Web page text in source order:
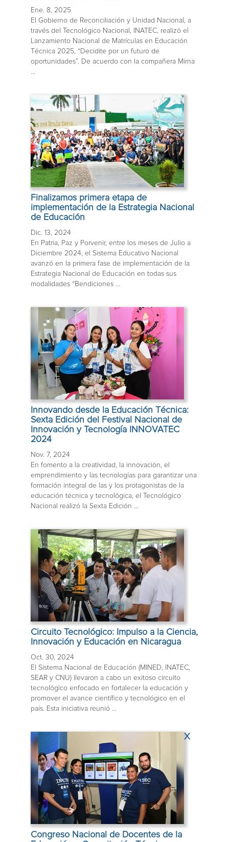
Ene. 8, 2025
El Gobierno de Reconciliación y Unidad Nacional, a
través del Tecnológico Nacional, INATEC, realizó el
Lanzamiento Nacional de Matrículas en Educación
Técnica 2025, “Decidite por un futuro de
oportunidades”. De acuerdo con la compañera Mirna
...
Finalizamos primera etapa de
implementación de la Estrategia Nacional
de Educación
Dic. 13, 2024
En Patria, Paz y Porvenir, entre los meses de Julio a
Diciembre 2024, el Sistema Educativo Nacional
avanzó en la primera fase de implementación de la
Estrategia Nacional de Educación en todas sus
modalidades “Bendiciones ...
Innovando desde la Educación Técnica:
Sexta Edición del Festival Nacional de
Innovación y Tecnología INNOVATEC
2024
Nov. 7, 2024
En fomento a la creatividad, la innovación, el
emprendimiento y las tecnologías para garantizar una
formación integral de las y los protagonistas de la
educación técnica y tecnológica, el Tecnológico
Nacional realizó la Sexta Edición ...
Circuito Tecnológico: Impulso a la Ciencia,
Innovación y Educación en Nicaragua
Oct. 30, 2024
El Sistema Nacional de Educación (MINED, INATEC,
SEAR y CNU) llevaron a cabo un exitoso circuito
tecnológico enfocado en fortalecer la educación y
promover el avance científico y tecnológico en el
país. Esta iniciativa reunió ...
X
Congreso Nacional de Docentes de la